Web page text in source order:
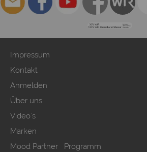
Impressum
Kontakt
Anmelden
Über uns
Video`s
Marken
Mood Partner Programm